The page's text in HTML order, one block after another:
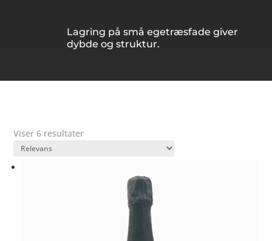
Lagring på små egetræsfade giver
dybde og struktur.
Viser 6 resultater